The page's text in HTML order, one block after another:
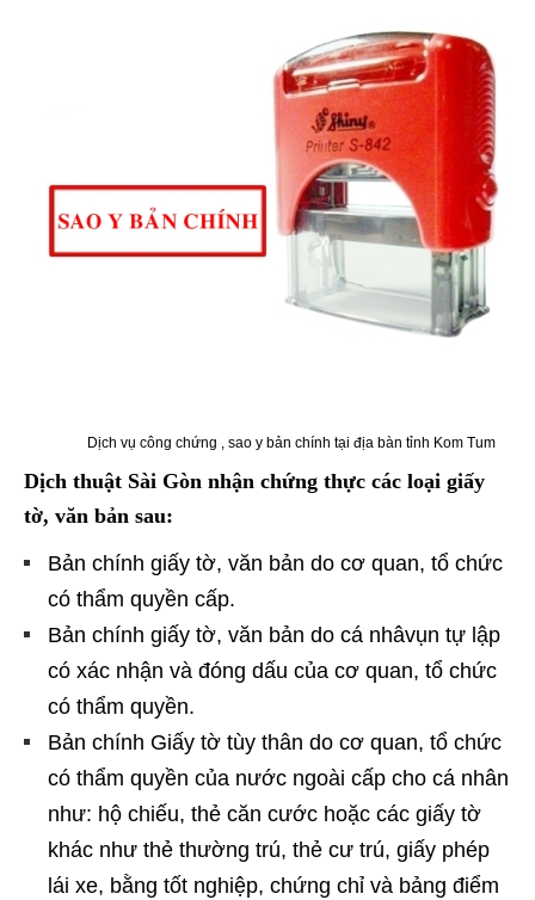
Dịch vụ công chứng , sao y bản chính tại địa bàn tỉnh Kom Tum
Dịch thuật Sài Gòn nhận chứng thực các loại giấy
tờ, văn bản sau:
Bản chính giấy tờ, văn bản do cơ quan, tổ chức
có thẩm quyền cấp.
Bản chính giấy tờ, văn bản do cá nhâvụn tự lập
có xác nhận và đóng dấu của cơ quan, tổ chức
có thẩm quyền.
Bản chính Giấy tờ tùy thân do cơ quan, tổ chức
có thẩm quyền của nước ngoài cấp cho cá nhân
như: hộ chiếu, thẻ căn cước hoặc các giấy tờ
khác như thẻ thường trú, thẻ cư trú, giấy phép
lái xe, bằng tốt nghiệp, chứng chỉ và bảng điểm